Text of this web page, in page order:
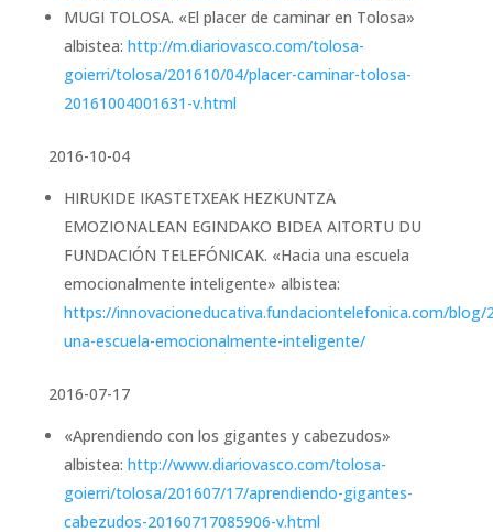
MUGI TOLOSA. «El placer de caminar en Tolosa»
albistea: http://m.diariovasco.com/tolosa-
goierri/tolosa/201610/04/placer-caminar-tolosa-
20161004001631-v.html
2016-10-04
HIRUKIDE IKASTETXEAK HEZKUNTZA
EMOZIONALEAN EGINDAKO BIDEA AITORTU DU
FUNDACIÓN TELEFÓNICAK. «Hacia una escuela
emocionalmente inteligente» albistea:
https://innovacioneducativa.fundaciontelefonica.com/blog/
una-escuela-emocionalmente-inteligente/
2016-07-17
«Aprendiendo con los gigantes y cabezudos»
albistea: http://www.diariovasco.com/tolosa-
goierri/tolosa/201607/17/aprendiendo-gigantes-
cabezudos-20160717085906-v.html